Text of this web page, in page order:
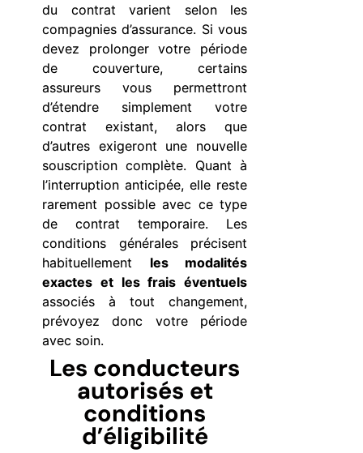
du contrat varient selon les
compagnies d’assurance. Si vous
devez prolonger votre période
de couverture, certains
assureurs vous permettront
d’étendre simplement votre
contrat existant, alors que
d’autres exigeront une nouvelle
souscription complète. Quant à
l’interruption anticipée, elle reste
rarement possible avec ce type
de contrat temporaire. Les
conditions générales précisent
habituellement les modalités
exactes et les frais éventuels
associés à tout changement,
prévoyez donc votre période
avec soin.
Les conducteurs
autorisés et
conditions
d’éligibilité